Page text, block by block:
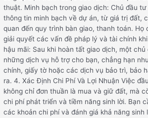
thuật. Minh bạch trong giao dịch: Chủ đầu
thông tin minh bạch về dự án, từ giá trị đất,
quan đến quy trình bàn giao, thanh toán. Họ
giải quyết các vấn đề pháp lý và tài chính
hậu mãi: Sau khi hoàn tất giao dịch, một
những dịch vụ hỗ trợ cho bạn, chẳng hạn
chính, giấy tờ hoặc các dịch vụ bảo trì, bảo
ra. 4. Xác Định Chi Phí Và Lợi Nhuận Việc
không chỉ đơn thuần là mua và giữ đất, mà
chi phí phát triển và tiềm năng sinh lời. Bạn
các khoản chi phí và đánh giá khả năng sinh